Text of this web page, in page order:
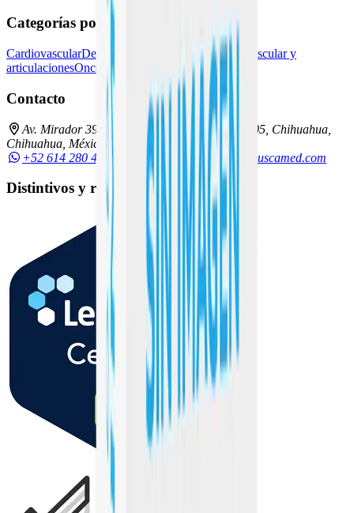
Categorías populares
CardiovascularDermatología Endocrina general
Muscular y
articulacionesOncología e inmunoterapia
Contacto
Av. Mirador 3911-D, Los Sicomoros, C.P. 31205, Chihuahua,
Chihuahua, México
+52 614 280 4864
55 9331 4323 hola@buscamed.com
Distintivos y reconocimientos